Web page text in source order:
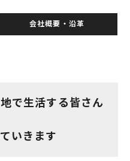
会社概要・沿革
で生活する皆さん
いきます